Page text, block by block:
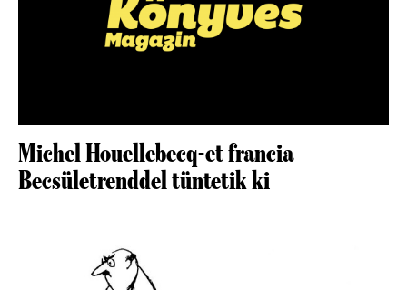
Michel Houellebecq-et francia
Becsületrenddel tüntetik ki